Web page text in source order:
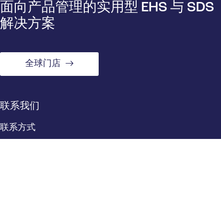
面向产品管理的实用型 EHS 与 SDS
解决方案
全球门店
联系我们
联系方式